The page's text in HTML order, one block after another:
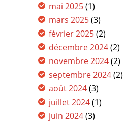
mai 2025(1)
mars 2025(3)
février 2025(2)
décembre 2024(2)
novembre 2024(2)
septembre 2024(2)
août 2024(3)
juillet 2024(1)
juin 2024(3)